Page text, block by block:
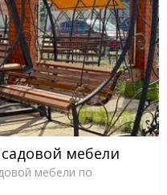
мебели
мебели по